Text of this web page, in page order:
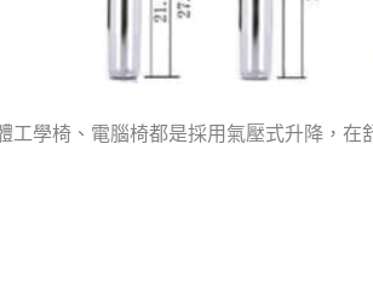
工學椅、電腦椅都是採用氣壓式升降，在